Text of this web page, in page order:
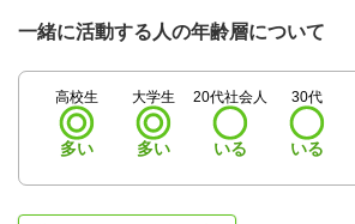
一緒に活動する人の年齢層について
高校生
多い
大学生
多い
20代社会人
いる
30代
いる